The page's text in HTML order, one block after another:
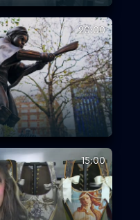
20:00
15:00